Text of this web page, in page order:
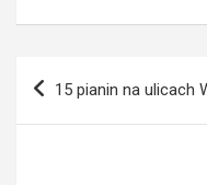
Nawigacja
wpisu
15 pianin na ulicach